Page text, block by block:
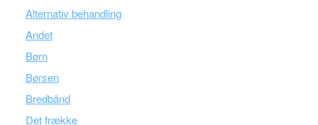
Alternativ behandling
Andet
Børn
Børsen
Bredbånd
Det frække